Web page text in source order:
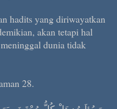
hadits yang diriwayatkan
akan tetapi hal
dunia tidak
28.